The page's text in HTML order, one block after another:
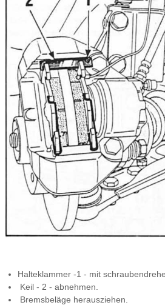
Halteklammer -1 - mit
Keil - 2 - abnehmen.
Bremsbeläge herausziehen.